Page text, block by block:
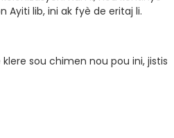
Ayiti lib, ini ak fyè de eritaj li.
sou chimen nou pou ini, jistis